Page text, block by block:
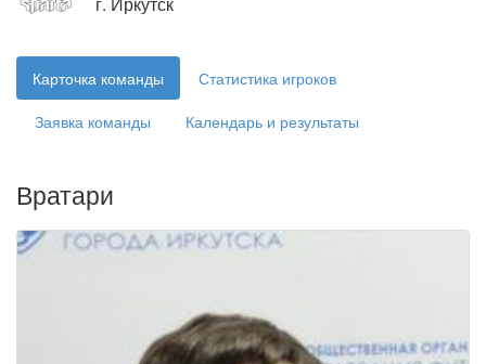
Карточка команды
Статистика игроков
Заявка команды
Календарь и результаты
Вратари